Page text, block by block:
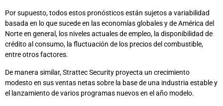
Por supuesto, todos estos pronósticos están sujetos a variabilidad
basada en lo que sucede en las economías globales y de América del
Norte en general, los niveles actuales de empleo, la disponibilidad de
crédito al consumo, la fluctuación de los precios del combustible,
entre otros factores.
De manera similar, Strattec Security proyecta un crecimiento
modesto en sus ventas netas sobre la base de una industria estable y
el lanzamiento de varios programas nuevos en el año modelo.